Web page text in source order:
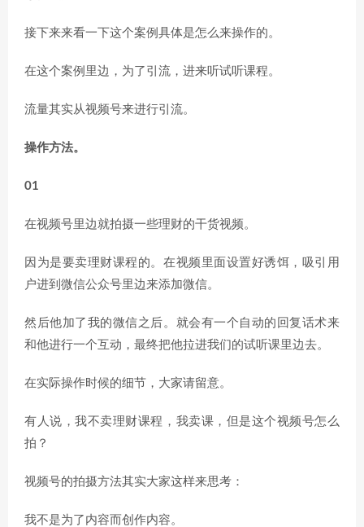
接下来来看一下这个案例具体是怎么来操作的。
在这个案例里边，为了引流，进来听试听课程。
流量其实从视频号来进行引流。
操作方法。
01
在视频号里边就拍摄一些理财的干货视频。
因为是要卖理财课程的。在视频里面设置好诱饵，吸引用
户进到微信公众号里边来添加微信。
然后他加了我的微信之后。就会有一个自动的回复话术来
和他进行一个互动，最终把他拉进我们的试听课里边去。
在实际操作时候的细节，大家请留意。
有人说，我不卖理财课程，我卖课，但是这个视频号怎么
拍？
视频号的拍摄方法其实大家这样来思考：
我不是为了内容而创作内容。